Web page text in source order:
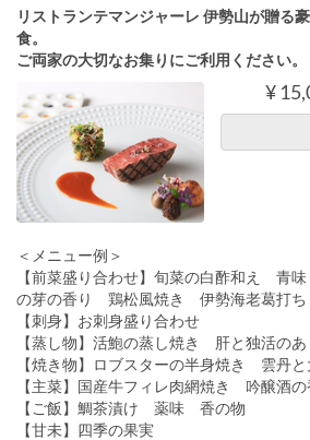
リストランテマンジャーレ 伊勢山が贈る
食。
ご両家の大切なお集りにご利用ください。
¥
＜メニュー例＞
【前菜盛り合わせ】旬菜の白酢和え
の芽の香り 鶏松風焼き 伊勢海老葛打
【刺身】お刺身盛り合わせ
【蒸し物】活鮑の蒸し焼き 肝と独活の
【焼き物】ロブスターの半身焼き 雲丹と
【主菜】国産牛フィレ肉網焼き 吟醸酒
【ご飯】鯛茶漬け 薬味 香の物
【甘未】四季の果実